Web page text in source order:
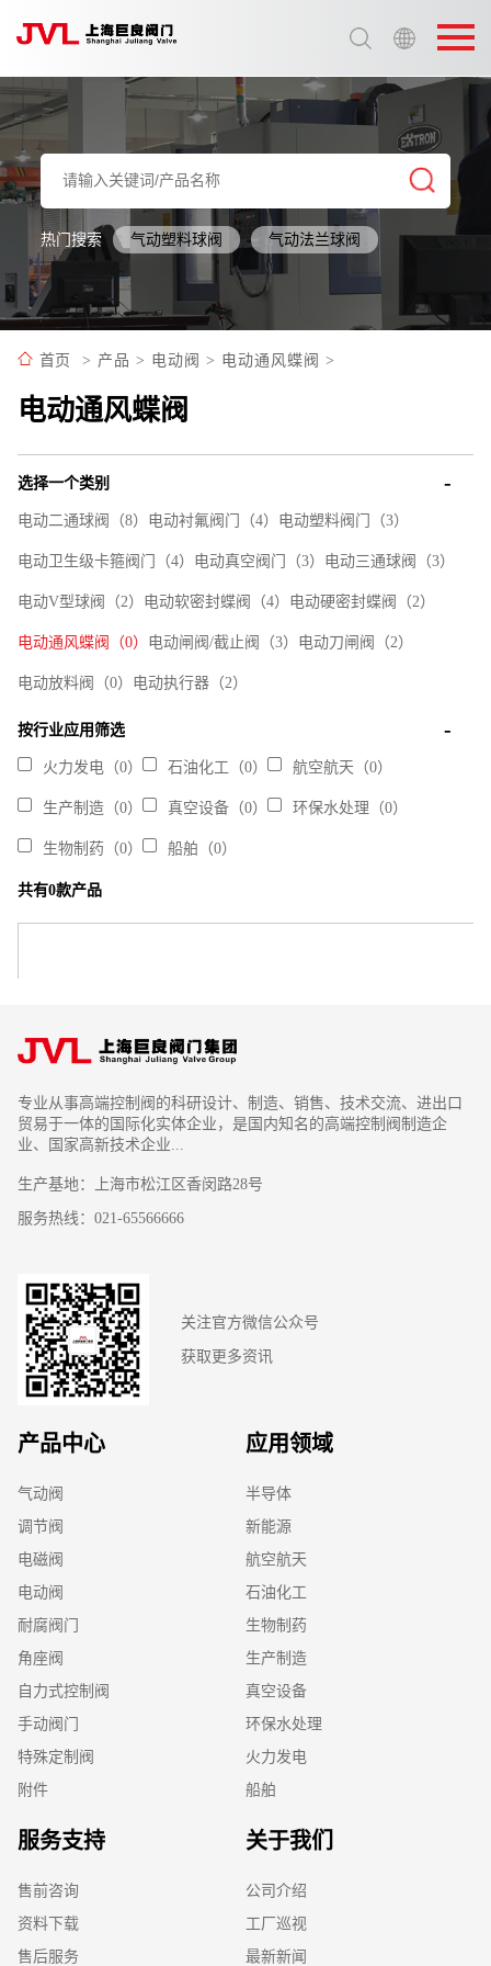
选择语言:
中文 / Chinese
英语 / English
热门搜索 气动塑料球阀 气动法兰球阀
首页 > 产品 > 电动阀 > 电动通风蝶阀 >
电动通风蝶阀
选择一个类别
电动二通球阀（8） 电动衬氟阀门（4） 电动塑料阀门（3）
电动卫生级卡箍阀门（4） 电动真空阀门（3） 电动三通球阀（3）
电动V型球阀（2） 电动软密封蝶阀（4） 电动硬密封蝶阀（2）
电动通风蝶阀（0） 电动闸阀/截止阀（3） 电动刀闸阀（2）
电动放料阀（0） 电动执行器（2）
按行业应用筛选
火力发电（0） 石油化工（0） 航空航天（0）
生产制造（0） 真空设备（0） 环保水处理（0）
生物制药（0） 船舶（0）
共有0款产品
专业从事高端控制阀的科研设计、制造、销售、技术交流、进出口
贸易于一体的国际化实体企业，是国内知名的高端控制阀制造企
业、国家高新技术企业...
生产基地：上海市松江区香闵路28号
服务热线：021-65566666
关注官方微信公众号
获取更多资讯
产品中心
气动阀
调节阀
电磁阀
电动阀
耐腐阀门
角座阀
自力式控制阀
手动阀门
特殊定制阀
附件
应用领域
半导体
新能源
航空航天
石油化工
生物制药
生产制造
真空设备
环保水处理
火力发电
船舶
服务支持
售前咨询
资料下载
售后服务
关于我们
公司介绍
工厂巡视
最新新闻